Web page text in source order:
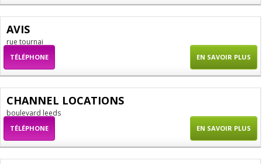
AVIS
rue tournai
TÉLÉPHONE EN SAVOIR PLUS
CHANNEL LOCATIONS
boulevard leeds
TÉLÉPHONE EN SAVOIR PLUS